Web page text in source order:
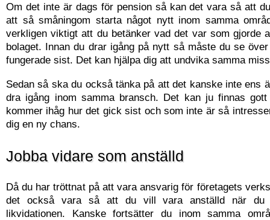
Om det inte är dags för pension så kan det vara så att
att så småningom starta något nytt inom samma
verkligen viktigt att du betänker vad det var som gjorde
bolaget. Innan du drar igång på nytt så måste du se
fungerade sist. Det kan hjälpa dig att undvika samma
Sedan så ska du också tänka på att det kanske inte ens
dra igång inom samma bransch. Det kan ju finnas
kommer ihåg hur det gick sist och som inte är så
dig en ny chans.
Jobba vidare som anställd
Då du har tröttnat på att vara ansvarig för företagets
det också vara så att du vill vara anställd när du
likvidationen. Kanske fortsätter du inom samma